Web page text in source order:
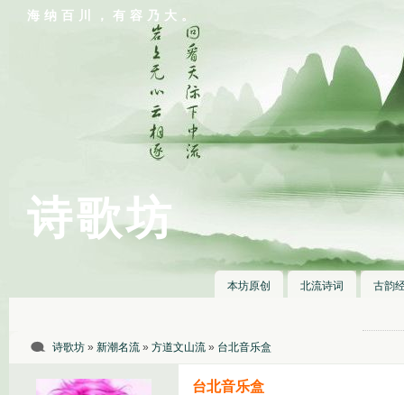
诗歌坊
海纳百川，有容乃大。
本坊原创 北流诗词 古韵
诗歌坊 » 新潮名流 » 方道文山流 » 台北音乐盒
台北音乐盒